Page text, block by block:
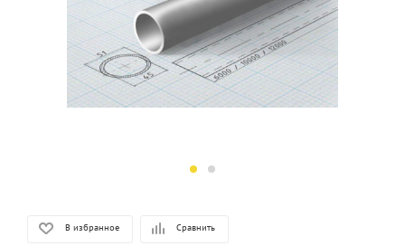
В избранное Сравнить